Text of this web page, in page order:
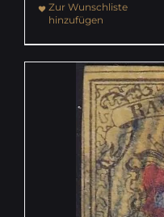
Zur Wunschliste
hinzufügen